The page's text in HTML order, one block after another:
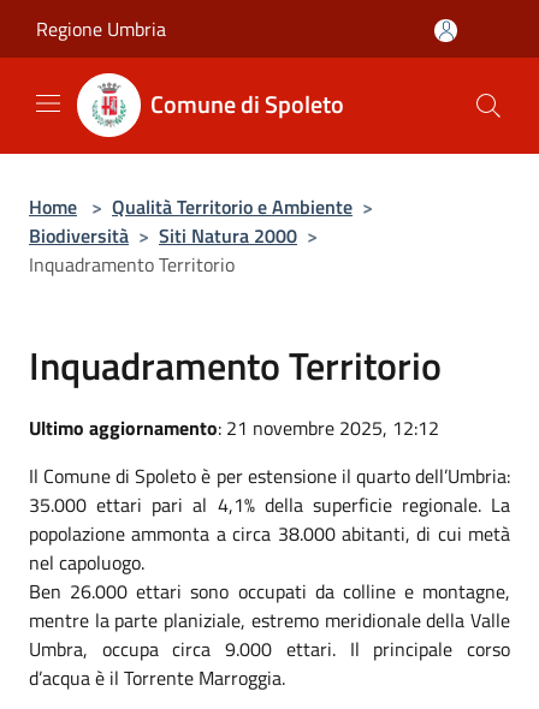
Regione Umbria
Comune di Spoleto
Home > Qualità Territorio e Ambiente >
Biodiversità > Siti Natura 2000 >
Inquadramento Territorio
Inquadramento Territorio
Ultimo aggiornamento: 21 novembre 2025, 12:12
Il Comune di Spoleto è per estensione il quarto dell’Umbria:
35.000 ettari pari al 4,1% della superficie regionale. La
popolazione ammonta a circa 38.000 abitanti, di cui metà
nel capoluogo.
Ben 26.000 ettari sono occupati da colline e montagne,
mentre la parte planiziale, estremo meridionale della Valle
Umbra, occupa circa 9.000 ettari. Il principale corso
d’acqua è il Torrente Marroggia.